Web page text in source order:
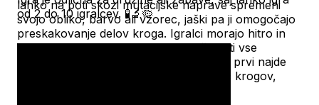
lahko na poti skozi mutacijske naprave spremeni
svojo obliko, barvo ali vzorec, jaški pa ji omogočajo
preskakovanje delov kroga. Igralci morajo hitro in
pravilno slediti poti amebe ter upoštevati vse
spremembe, ki se zgodijo na poti. Kdor prvi najde
pravo amebo, dobi točko. Igra traja več krogov,
od 2 do 10 igralcev. 🧪🔬🦠